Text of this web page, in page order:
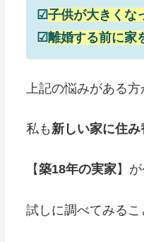
☑子供が大きくな
☑離婚する前に家
上記の悩みがある
私も新しい家に住
【築18年の実家】
試しに調べてみるこ